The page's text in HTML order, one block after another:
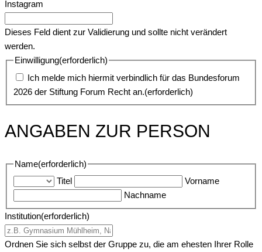
Instagram
Dieses Feld dient zur Validierung und sollte nicht verändert
werden.
Einwilligung(erforderlich)
Ich melde mich hiermit verbindlich für das Bundesforum
2026 der Stiftung Forum Recht an.(erforderlich)
ANGABEN ZUR PERSON
Name(erforderlich)
Titel
Vorname
Nachname
Institution(erforderlich)
Ordnen Sie sich selbst der Gruppe zu, die am ehesten Ihrer Rolle